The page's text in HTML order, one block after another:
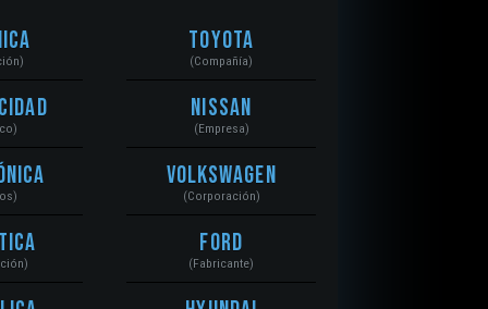
Toyota
(Compañía)
Nissan
(Empresa)
Volkswagen
(Corporación)
Ford
(Fabricante)